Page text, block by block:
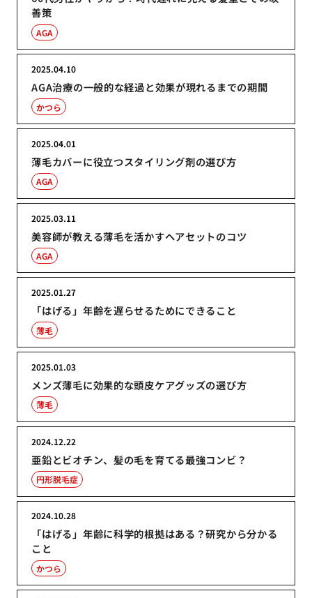
善策
AGA
AGA治療の一般的な経過と効果が現れるまでの期間
2025.04.10
かつら
薄毛カバーに役立つスタイリング剤の選び方
2025.04.01
AGA
美容師が教える薄毛を活かすヘアセットのコツ
2025.03.11
AGA
「はげる」年齢を遅らせるためにできること
2025.01.27
薄毛
メンズ薄毛に効果的な頭皮ケアグッズの選び方
2025.01.03
薄毛
亜鉛とビオチン、髪の毛を育てる最強コンビ？
2024.12.22
円形脱毛症
「はげる」年齢に科学的根拠はある？研究から分かる
こと
2024.10.28
かつら